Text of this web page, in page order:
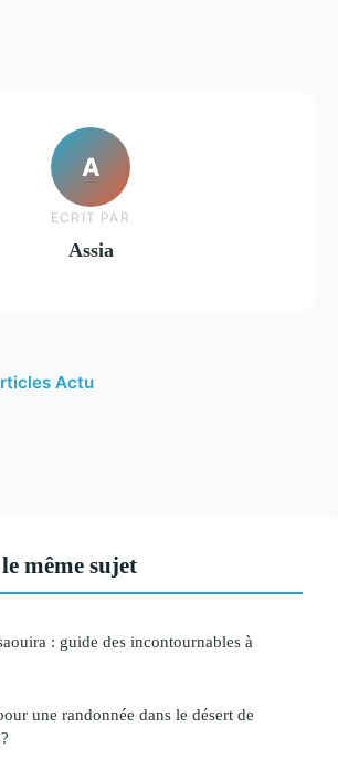
A
ECRIT PAR
Assia
Actu
même sujet
: guide des incontournables à
une randonnée dans le désert de